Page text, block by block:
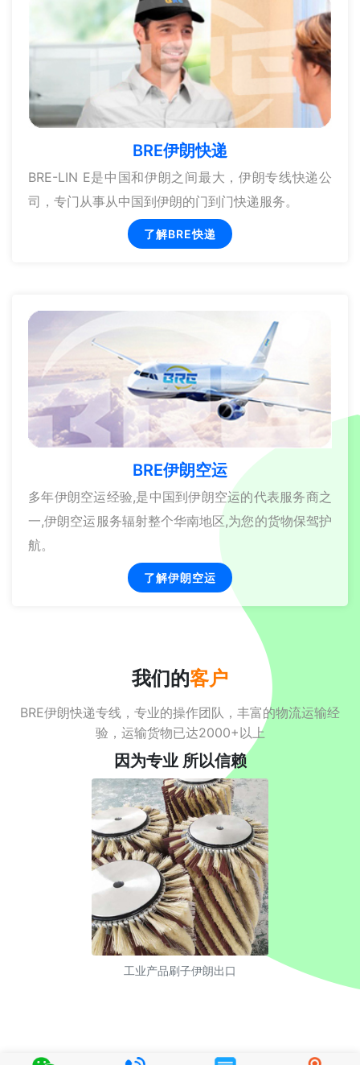
BRE伊朗快递
BRE-LIN E是中国和伊朗之间最大，伊朗专线快递公
司，专门从事从中国到伊朗的门到门快递服务。
了解BRE快递
BRE伊朗空运
多年伊朗空运经验,是中国到伊朗空运的代表服务商之
一,伊朗空运服务辐射整个华南地区,为您的货物保驾护
航。
了解伊朗空运
我们的客户
BRE伊朗快递专线，专业的操作团队，丰富的物流运输经
验，运输货物已达2000+以上
因为专业 所以信赖
工业产品刷子伊朗出口